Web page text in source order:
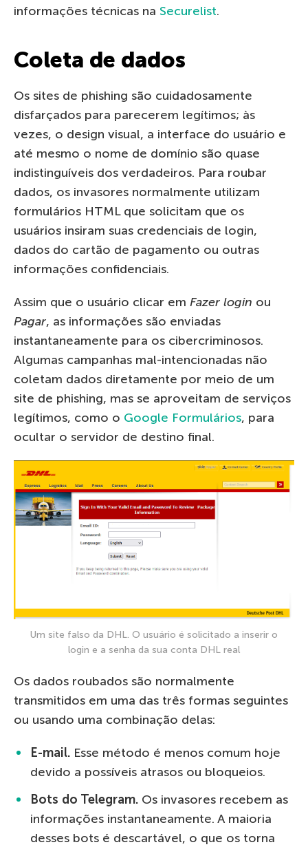
informações técnicas na Securelist.
Coleta de dados
Os sites de phishing são cuidadosamente
disfarçados para parecerem legítimos; às
vezes, o design visual, a interface do usuário e
até mesmo o nome de domínio são quase
indistinguíveis dos verdadeiros. Para roubar
dados, os invasores normalmente utilizam
formulários HTML que solicitam que os
usuários insiram suas credenciais de login,
dados do cartão de pagamento ou outras
informações confidenciais.
Assim que o usuário clicar em Fazer login ou
Pagar, as informações são enviadas
instantaneamente para os cibercriminosos.
Algumas campanhas mal-intencionadas não
coletam dados diretamente por meio de um
site de phishing, mas se aproveitam de serviços
legítimos, como o Google Formulários, para
ocultar o servidor de destino final.
Um site falso da DHL. O usuário é solicitado a inserir o
login e a senha da sua conta DHL real
Os dados roubados são normalmente
transmitidos em uma das três formas seguintes
ou usando uma combinação delas:
E-mail. Esse método é menos comum hoje
devido a possíveis atrasos ou bloqueios.
Bots do Telegram. Os invasores recebem as
informações instantaneamente. A maioria
desses bots é descartável, o que os torna